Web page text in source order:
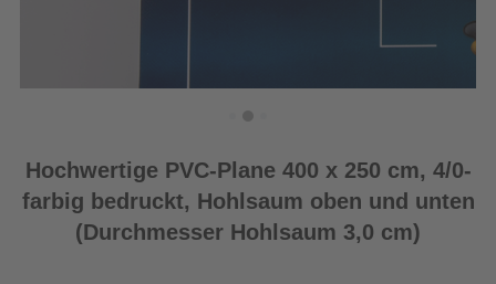
Hochwertige PVC-Plane 400 x 250 cm, 4/0-
farbig bedruckt, Hohlsaum oben und unten
(Durchmesser Hohlsaum 3,0 cm)